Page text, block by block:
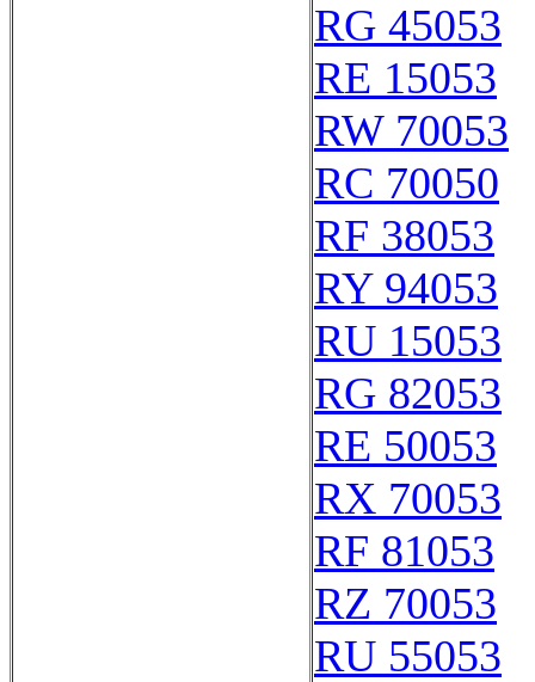
RG 45053
RE 15053
RW 70053
RC 70050
RF 38053
RY 94053
RU 15053
RG 82053
RE 50053
RX 70053
RF 81053
RZ 70053
RU 55053